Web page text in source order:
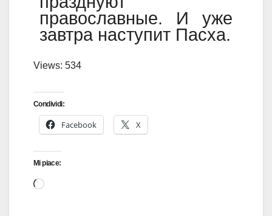
православные. И уже
завтра наступит Пасха.
Views: 534
Condividi:
Facebook X
Mi piace: